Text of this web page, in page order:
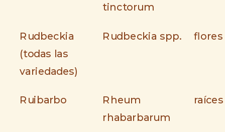
tinctorum
Rudbeckia
(todas las
variedades)
Rudbeckia spp. flores
Ruibarbo
Rheum
rhabarbarum
raíces